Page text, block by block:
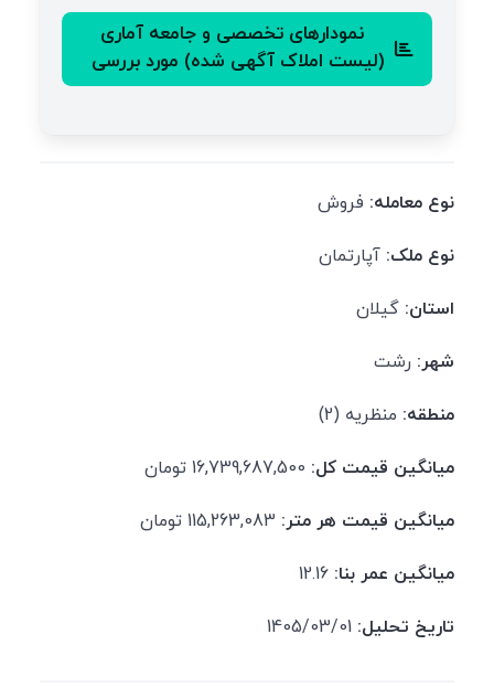
نمودارهای تخصصی و جامعه آماری
(لیست املاک آگهی شده) مورد بررسی
نوع معامله: فروش
نوع ملک: آپارتمان
استان: گیلان
شهر: رشت
منطقه: منظریه (2)
میانگین قیمت کل:
میانگین قیمت هر متر:
میانگین عمر بنا:
تاریخ تحلیل: